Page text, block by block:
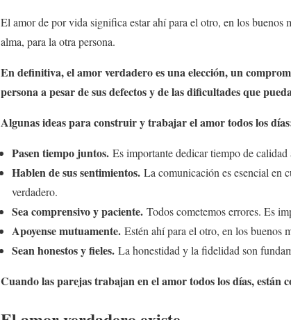
El amor de por vida significa estar ahí para el otro, en los
alma, para la otra persona.
En definitiva, el amor verdadero es una elección, un
persona a pesar de sus defectos y de las dificultades que
Algunas ideas para construir y trabajar el amor todos los
Pasen tiempo juntos. Es importante dedicar tiempo de
Hablen de sus sentimientos. La comunicación es esencial en
verdadero.
Sea comprensivo y paciente. Todos cometemos errores. Es
Apoyense mutuamente. Estén ahí para el otro, en los buenos
Sean honestos y fieles. La honestidad y la fidelidad son
Cuando las parejas trabajan en el amor todos los días, están